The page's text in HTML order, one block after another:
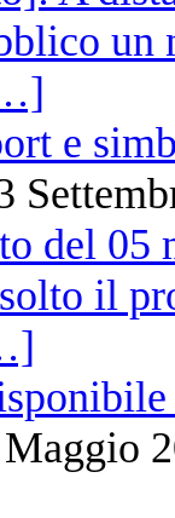
e